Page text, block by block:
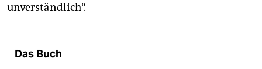
unverständlich“.
Das Buch